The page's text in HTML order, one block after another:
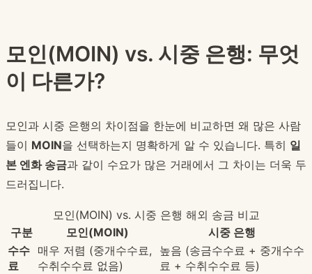
모인(MOIN) vs. 시중 은행: 무엇
이 다른가?
모인과 시중 은행의 차이점을 한눈에 비교하면 왜 많은 사람
들이 MOIN을 선택하는지 명확하게 알 수 있습니다. 특히 일
본 엔화 송금과 같이 수요가 많은 거래에서 그 차이는 더욱 두
드러집니다.
모인(MOIN) vs. 시중 은행 해외 송금 비교
구분
모인(MOIN)
시중 은행
수수
료
매우 저렴 (중개수수료,
수취수수료 없음)
높음 (송금수수료 + 중개수수
료 + 수취수수료 등)